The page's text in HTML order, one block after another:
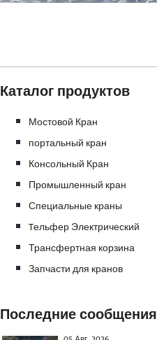
Каталог продуктов
Мостовой Кран
портальный кран
Консольный Кран
Промышленный кран
Специальные краны
Tельфер Электрический
Трансфертная корзина
Запчасти для кранов
Последние сообщения